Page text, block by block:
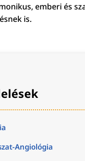
emberi és
is.
Angiológia